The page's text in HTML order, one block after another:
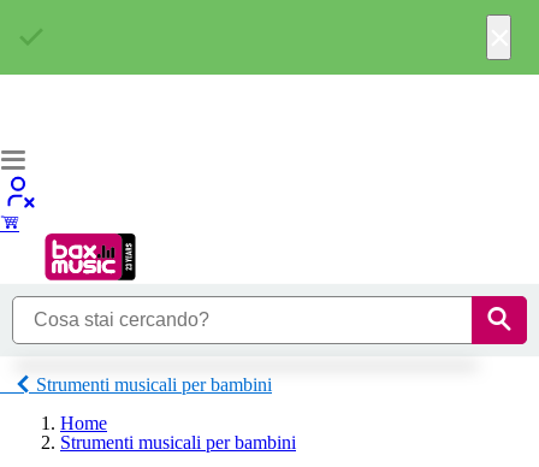
Strumenti musicali per bambini
Home
Strumenti musicali per bambini